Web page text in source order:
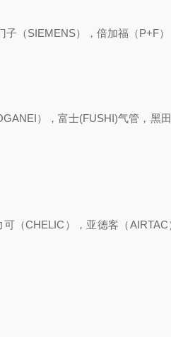
（SIEMENS），倍加福（P+F）
），富士(FUSHI)气管，黑
（CHELIC），亚德客（